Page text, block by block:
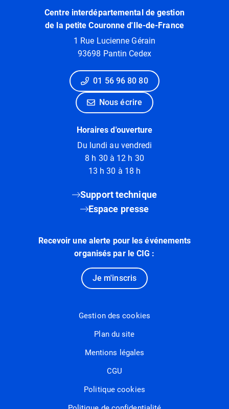
Centre interdépartemental de gestion
de la petite Couronne d'Ile-de-France
1 Rue Lucienne Gérain
93698 Pantin Cedex
01 56 96 80 80
Nous écrire
Horaires d'ouverture
Du lundi au vendredi
8 h 30 à 12 h 30
13 h 30 à 18 h
Support technique
Espace presse
Recevoir une alerte pour les événements
organisés par le CIG :
Je m'inscris
Gestion des cookies
Plan du site
Mentions légales
CGU
Politique cookies